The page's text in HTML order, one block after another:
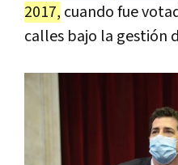
2017, cuando fue
calles bajo la gestión